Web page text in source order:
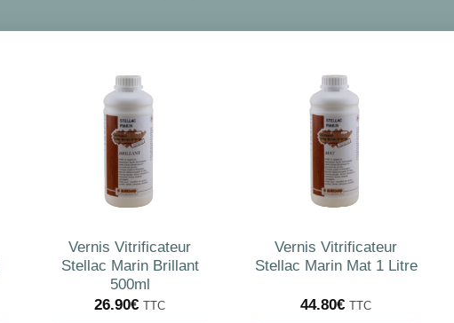
Vernis Vitrificateur
Stellac Marin Brillant
500ml
26.90€ TTC
Vernis Vitrificateur
Stellac Marin Mat 1 Litre
44.80€ TTC